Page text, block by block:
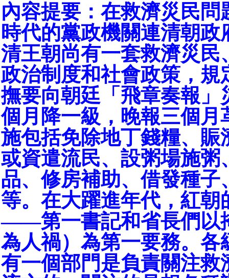
內容提要：在救濟災民問
時代的黨政機關連清朝政
清王朝尚有一套救濟災民
政治制度和社會政策，規
撫要向朝廷「飛章奏報」
個月降一級，晚報三個月
施包括免除地丁錢糧、賑
或資遣流民、設粥場施粥
品、修房補助、借發種子
等。在大躍進年代，紅朝
——第一書記和省長們以
為人禍）為第一要務。各
有一個部門是負責關注救